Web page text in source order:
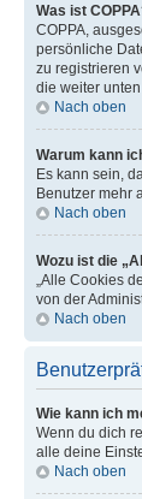
Was ist
COPPA,
persönliche
zu registrieren
die weiter
Nach oben
Warum kann
Es kann sein,
Benutzer mehr
Nach oben
Wozu ist die
„Alle Cookies
von der
Nach oben
Wie kann ich
Wenn du dich
alle deine
Nach oben